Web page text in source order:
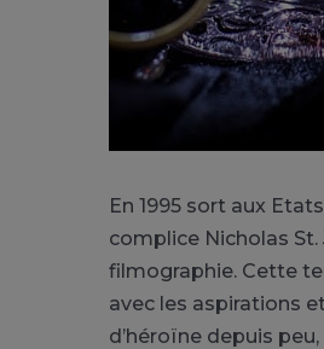
En 1995 sort aux
complice Nicholas St.
filmographie. Cette
avec les aspirations
d’héroïne depuis